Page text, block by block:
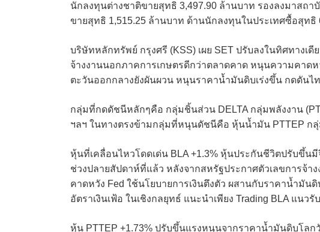
นักลงทุนต่างชาติขายสุทธิ 3,497.90 ล้านบาท รองลงมาสถ
ขายสุทธิ 1,515.25 ล้านบาท ด้านนักลงทุนในประเทศซื้อสุทธิ
บริษัทหลักทรัพย์ กรุงศรี (KSS) เผย SET ปรับลงในทิศทางเ
จ้างงานนอกภาคการเกษตรดีกว่าตลาดคาด หนุนความคาด
ตะวันออกกลางยังผันผวน หนุนราคาน้ำมันดิบเร่งขึ้น กดดันไ
กลุ่มที่กดดัชนีหลักๆคือ กลุ่มชิ้นส่วน DELTA กลุ่มพลังงาน
ฯลฯ ในทางตรงข้ามกลุ่มที่หนุนดัชนีคือ หุ้นน้ำมัน PTTEP กลุ่
หุ้นที่เคลื่อนไหวโดดเด่น BLA +1.3% หุ้นประกันชีวิตปรับขึ้น
ช่วงปลายสัปดาห์ที่แล้ว หลังจากสหรัฐประกาศตัวเลขการจ้
คาดหวัง Fed ใช้นโยบายการเงินตึงตัว ผสานกับราคาน้ำมัน
อัตราเงินเฟ้อ ในเชิงกลยุทธ์ แนะนำเพียง Trading BLA แนวรั
หุ้น PTTEP +1.73% ปรับขึ้นแรงหนุนจากราคาน้ำมันดิบโลก